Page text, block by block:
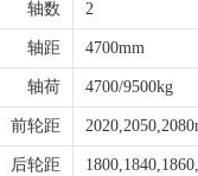
轴数 2
轴距 4700mm
轴荷 4700/9500kg
前轮距
后轮距